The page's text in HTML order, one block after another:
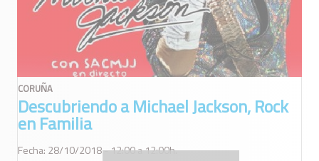
CORUÑA
Descubriendo a Michael Jackson, Rock
en Familia
Fecha: 28/10/2018 - 12:00 a 12:00h.